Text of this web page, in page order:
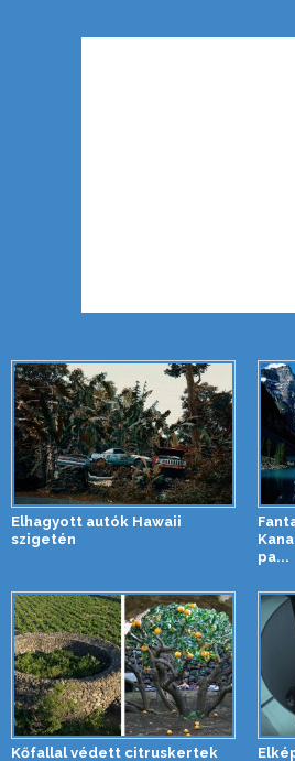
Elhagyott autók Hawaii
szigetén
pa...
Kőfallal védett citruskertek